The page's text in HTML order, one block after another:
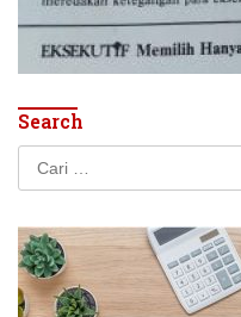
Search
Cari
untuk: